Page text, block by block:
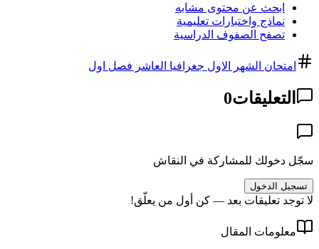
ابحث عن محتوى مشابه
نماذج واختبارات تعليمية
تصفح الصفوف الدراسية
امتحان الشهر الاول جغرافيا العاشر فصل اول
التعليقات0
سجّل دخولك للمشاركة في النقاش
تسجيل الدخول
لا توجد تعليقات بعد — كن أول من يعلّق!
معلومات المقال